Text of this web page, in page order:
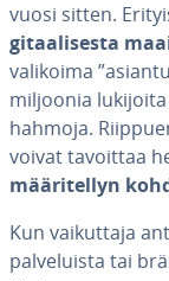
vuosi sitten.
gi­taa­li­ses­ta
valikoima
miljoonia
hahmoja.
voivat tavoittaa
mää­ri­tel­lyn
Kun vai­kut­ta­ja
pal­ve­luis­ta tai